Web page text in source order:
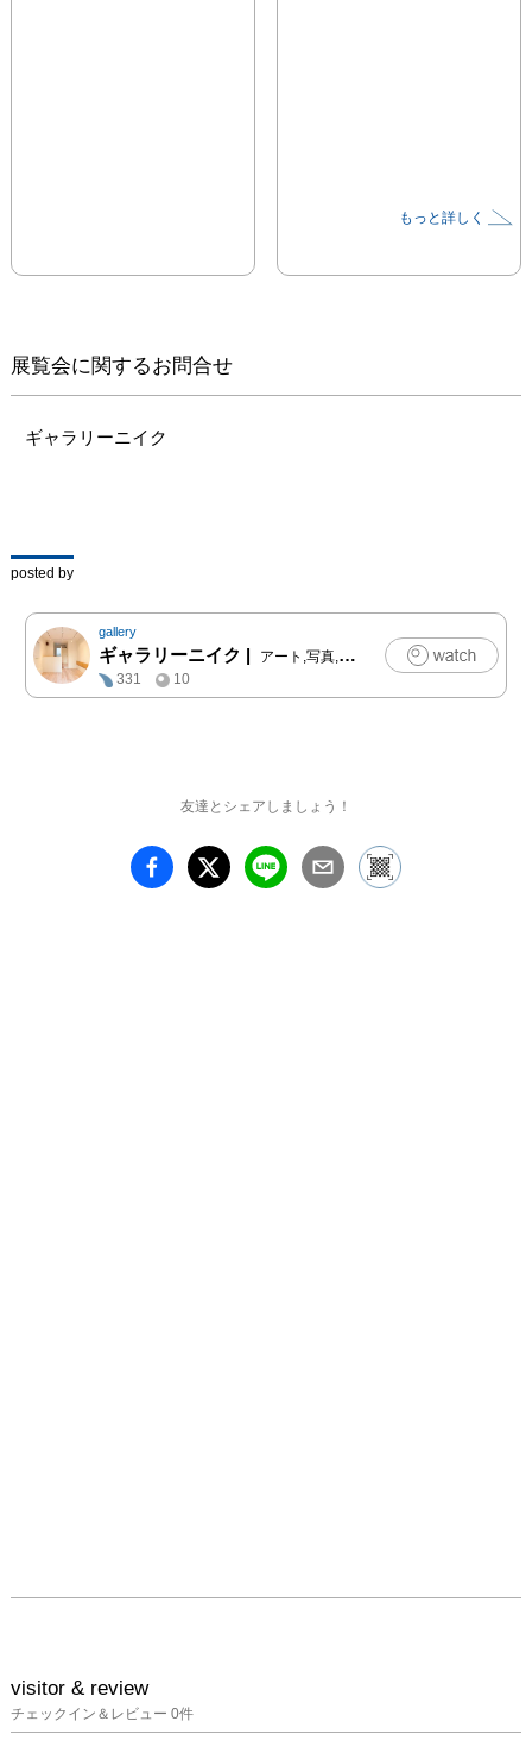
もっと詳しく
展覧会に関するお問合せ
ギャラリーニイク
posted by
gallery
ギャラリーニイク |
アート,写真,クラフト,ファッション
331
10
友達とシェアしましょう！
visitor & review
チェックイン＆レビュー 0件